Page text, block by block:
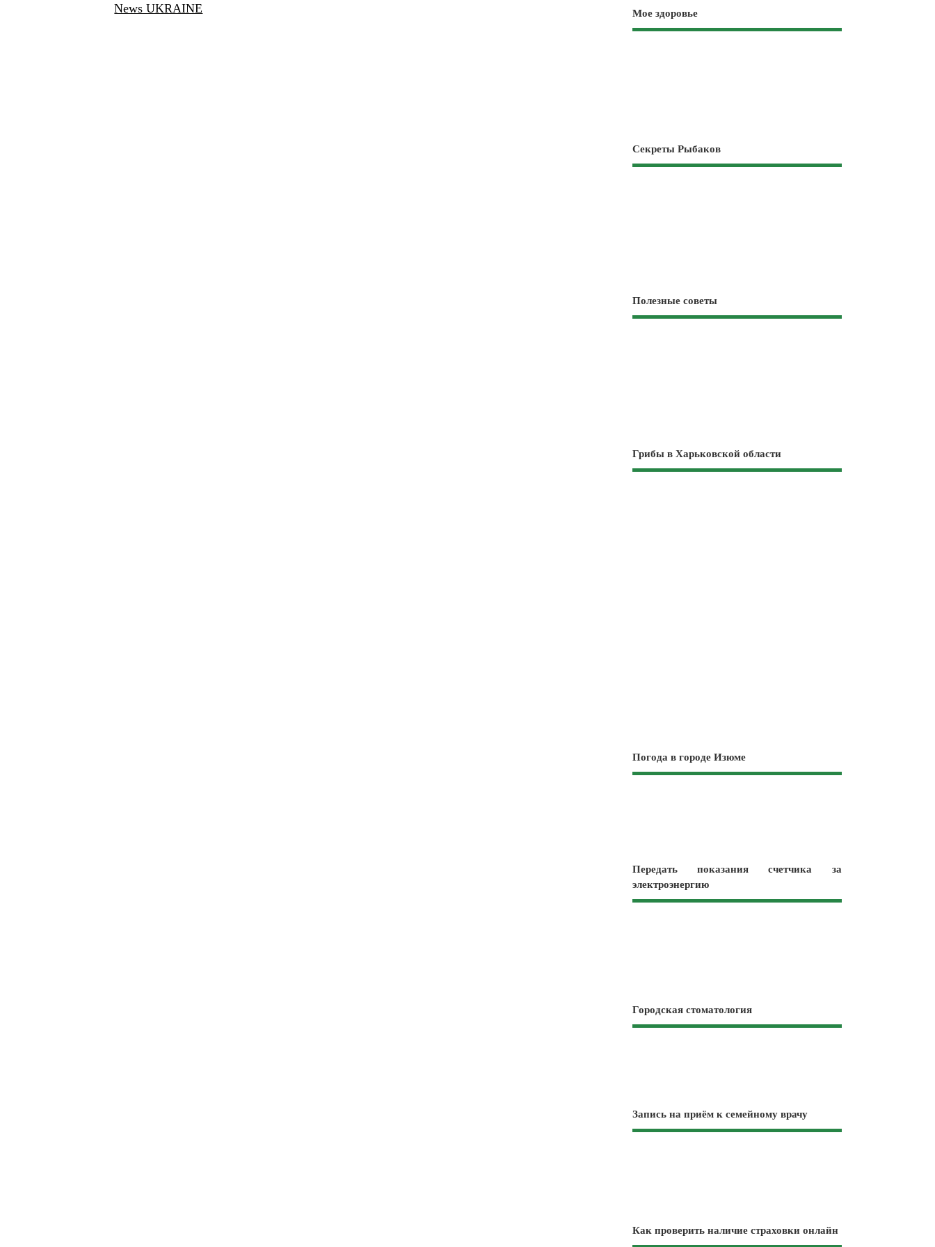
News UKRAINE Мое здоровье
Секреты Рыбаков
Полезные советы
Грибы в Харьковской области
Погода в городе Изюме
Передать показания счетчика за
электроэнергию
Городская стоматология
Запись на приём к семейному врачу
Как проверить наличие страховки онлайн